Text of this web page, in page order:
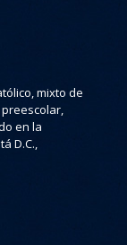
mixto de
en la
D.C.,